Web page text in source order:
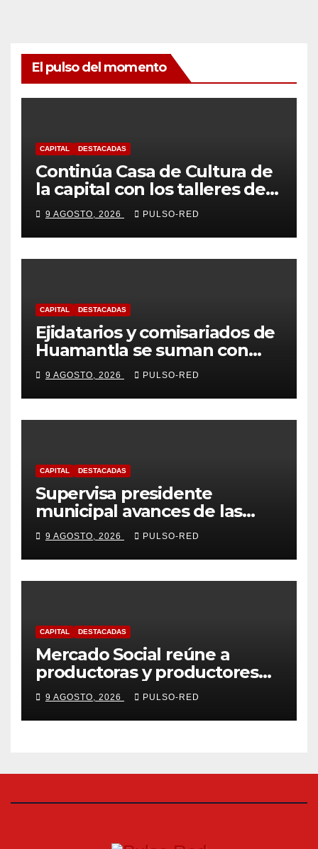
El pulso del momento
CAPITAL DESTACADAS
Continúa Casa de Cultura de
la capital con los talleres de
Danzas Polinesias y
Violoncello; las inscripciones
siguen abiertas
9 AGOSTO, 2026 PULSO-RED
CAPITAL DESTACADAS
Ejidatarios y comisariados de
Huamantla se suman con
Alfonso Sánchez, respaldan
su proyecto de defensa
9 AGOSTO, 2026 PULSO-RED
CAPITAL DESTACADAS
Supervisa presidente
municipal avances de las
acciones de “Más Territorio y
Menos Escritorio” en la
Unidad Habitacional Cuatro
Señoríos
9 AGOSTO, 2026 PULSO-RED
CAPITAL DESTACADAS
Mercado Social reúne a
productoras y productores
de la región en una jornada
de convivencia y consumo
local en Tlaxcala
9 AGOSTO, 2026 PULSO-RED